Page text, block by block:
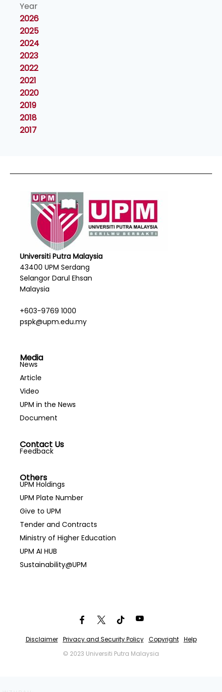
Year
2026
2025
2024
2023
2022
2021
2020
2019
2018
2017
Universiti Putra Malaysia
43400 UPM Serdang
Selangor Darul Ehsan
Malaysia
+603-9769 1000
pspk@upm.edu.my
Media
News
Article
Video
UPM in the News
Document
Contact Us
Feedback
Others
UPM Holdings
UPM Plate Number
Give to UPM
Tender and Contracts
Ministry of Higher Education
UPM AI HUB
Sustainability@UPM
Disclaimer Privacy and Security Policy Copyright
Help
© 2023 Universiti Putra Malaysia